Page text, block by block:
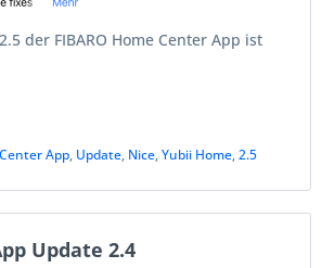
der FIBARO Home Center App ist
App, Update, Nice,Yubii Home,2.5
Update 2.4